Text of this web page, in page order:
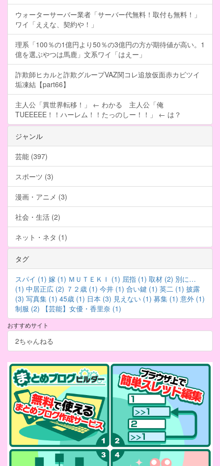
ウォーターサーバー業者「サーバー代無料！取付も無料！」
ワイ「ええな、契約や！」
理系「100％の1億円より50％の3億円の方が期待値が高い。1
億を選ぶやつは馬鹿」文系ワイ「はえー」
詐欺師ヒカルと詐欺グループVAZ関コレ追放仮面赤カビツイ
垢凍結【part66】
主人公「異世界転移！」 ← わかる 主人公「俺
TUEEEEE！！ハーレム！！たっのしー！！」 ← は？
ジャンル
芸能 (397)
スポーツ (3)
漫画・アニメ (3)
社会・生活 (2)
ネット・ネタ (1)
タグ
スパイ (1) 嫁 (1) ＭＵＴＥＫＩ (1) 屈指 (1) 取材 (2) 別に…
(1) 中居正広 (2) ７２歳 (1) 今井 (1) 合い鍵 (1) 英二 (1) 披露
(3) 写真集 (1) 45歳 (1) 日本 (3) 見えない (1) 募集 (1) 意外 (1)
制服 (2)
【芸能】女優・香里奈 (1)
おすすめサイト
2ちゃんねる